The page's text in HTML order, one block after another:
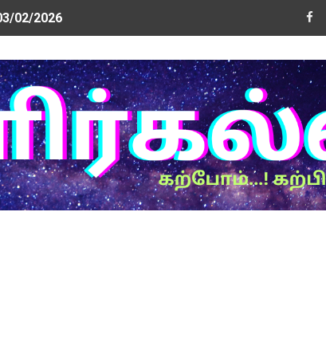
02/2026
2 வாரத்தில் அரசாணை: ஐகோர்ட் கிளையில் அரசு தகவல்
அமைச்சரிடம் முறையீடு
01/2026
Version! Update Now!